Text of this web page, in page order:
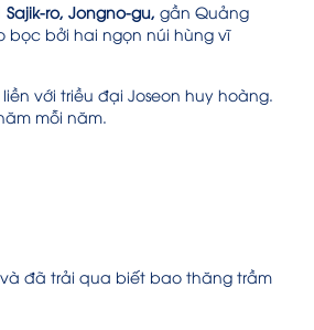
ro, Jongno-gu, gần Quảng
bọc bởi hai ngọn núi hùng vĩ
với triều đại Joseon huy hoàng.
mỗi năm.
đã trải qua biết bao thăng trầm